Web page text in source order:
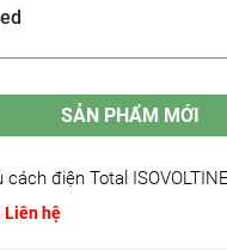
SẢN PHẨM MỚI
cách điện Total
Liên hệ